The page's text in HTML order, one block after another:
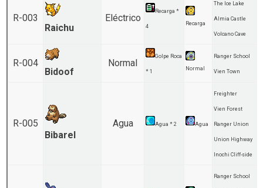
R-003
Raichu
Eléctrico
Recarga *
4 Recarga
The Ice Lake
Almia Castle
Volcano Cave
R-004
Bidoof
Normal
Golpe Roca
* 1 Normal
Ranger School
Vien Town
R-005
Bibarel
Agua Agua * 2 Agua
Freighter
Vien Forest
Ranger Union
Union Highway
Inochi Cliff-side
Ranger School